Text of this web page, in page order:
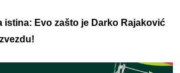
istina: Evo zašto je Darko Rajaković